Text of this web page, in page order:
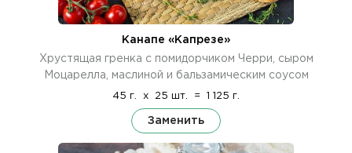
Канапе «Капрезе»
Хрустящая гренка с помидорчиком Черри, сыром
Моцарелла, маслиной и бальзамическим соусом
45 г. x 25 шт. = 1 125 г.
Заменить